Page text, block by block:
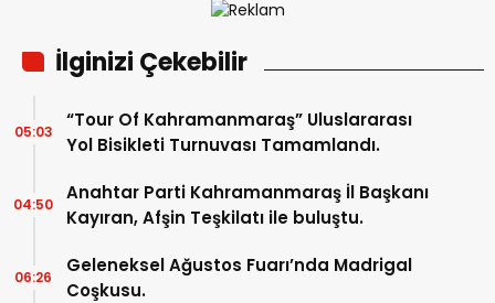
İlginizi Çekebilir
“Tour Of Kahramanmaraş” Uluslararası
Yol Bisikleti Turnuvası Tamamlandı.
05:03
Anahtar Parti Kahramanmaraş İl Başkanı
Kayıran, Afşin Teşkilatı ile buluştu.
04:50
Geleneksel Ağustos Fuarı’nda Madrigal
Coşkusu.
06:26